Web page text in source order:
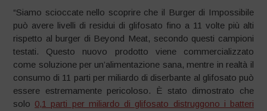
“Siamo scioccate nello scoprire che il Burger di Impossibile
può avere livelli di residui di glifosato fino a 11 volte più alti
rispetto al burger di Beyond Meat, secondo questi campioni
testati. Questo nuovo prodotto viene commercializzato
come soluzione per un’alimentazione sana, mentre in realtà il
consumo di 11 parti per miliardo di diserbante al glifosato può
essere estremamente pericoloso. È stato dimostrato che
solo 0,1 parti per miliardo di glifosato distruggono i batteri